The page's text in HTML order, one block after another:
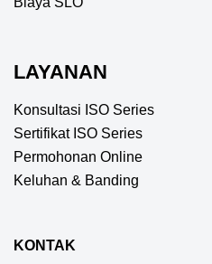
LAYANAN
Konsultasi ISO Series
Sertifikat ISO Series
Permohonan Online
Keluhan & Banding
KONTAK